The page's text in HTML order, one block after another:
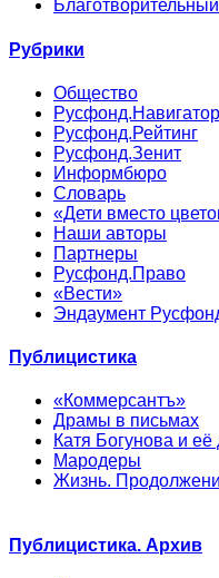
Рубрики
Общество
Русфонд.Навигатор
Русфонд.Рейтинг
Русфонд.Зенит
Информбюро
Словарь
«Дети вместо
Наши авторы
Партнеры
Русфонд.Право
«Вести»
Эндаумент
Публицистика
«Коммерсантъ»
Драмы в письмах
Катя Богунова и её
Мародеры
Жизнь.
Публицистика. Архив